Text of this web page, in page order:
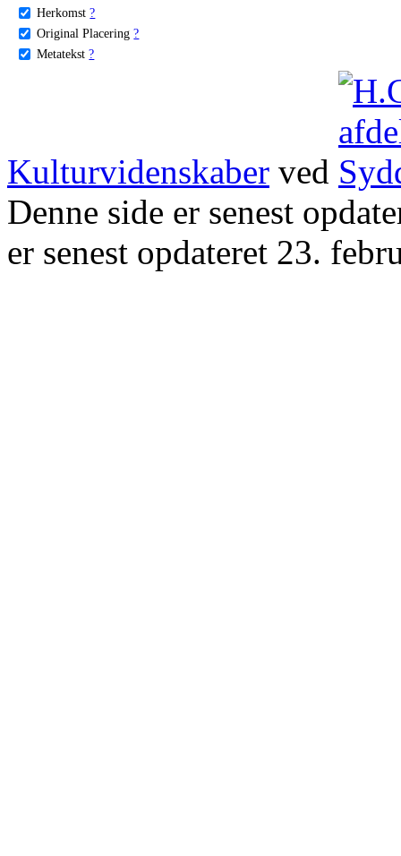
Herkomst ?
Original Placering ?
Metatekst ?
Kulturvidenskaber ved
Denne side er senest
er senest opdateret 23.